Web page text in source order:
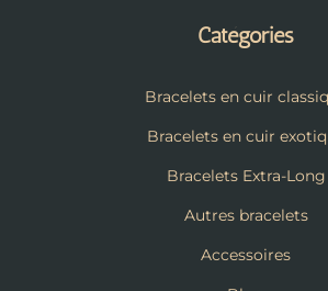
Catégories
Bracelets en cuir
Bracelets en cuir
Bracelets Extra-Long
Autres bracelets
Accessoires